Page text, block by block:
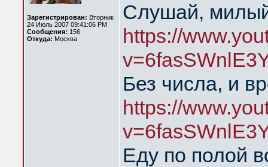
Зарегистрирован: Вторник
24 Июль 2007 09:41:06 PM
Сообщения: 156
Откуда: Москва
Слушай,
https://
Без числа, и
https://
Еду по полой